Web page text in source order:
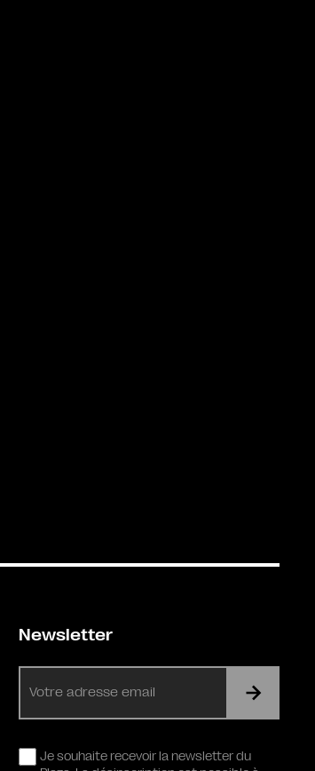
Newsletter
mail
RGPDJe souhaite recevoir la newsletter du